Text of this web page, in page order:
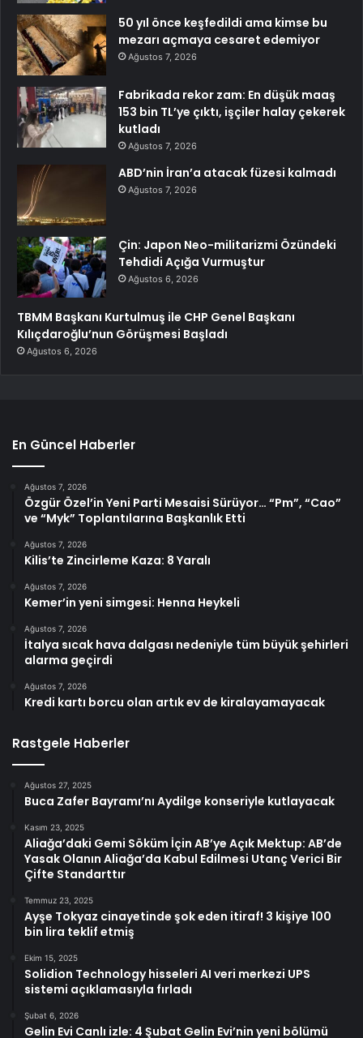
50 yıl önce keşfedildi ama kimse bu
mezarı açmaya cesaret edemiyor
Ağustos 7, 2026
Fabrikada rekor zam: En düşük maaş
153 bin TL’ye çıktı, işçiler halay çekerek
kutladı
Ağustos 7, 2026
ABD’nin İran’a atacak füzesi kalmadı
Ağustos 7, 2026
Çin: Japon Neo-militarizmi Özündeki
Tehdidi Açığa Vurmuştur
Ağustos 6, 2026
TBMM Başkanı Kurtulmuş ile CHP Genel Başkanı
Kılıçdaroğlu’nun Görüşmesi Başladı
Ağustos 6, 2026
En Güncel Haberler
Ağustos 7, 2026
Özgür Özel’in Yeni Parti Mesaisi Sürüyor… “Pm”, “Cao”
ve “Myk” Toplantılarına Başkanlık Etti
Ağustos 7, 2026
Kilis’te Zincirleme Kaza: 8 Yaralı
Ağustos 7, 2026
Kemer’in yeni simgesi: Henna Heykeli
Ağustos 7, 2026
İtalya sıcak hava dalgası nedeniyle tüm büyük şehirleri
alarma geçirdi
Ağustos 7, 2026
Kredi kartı borcu olan artık ev de kiralayamayacak
Rastgele Haberler
Ağustos 27, 2025
Buca Zafer Bayramı’nı Aydilge konseriyle kutlayacak
Kasım 23, 2025
Aliağa’daki Gemi Söküm İçin AB’ye Açık Mektup: AB’de
Yasak Olanın Aliağa’da Kabul Edilmesi Utanç Verici Bir
Çifte Standarttır
Temmuz 23, 2025
Ayşe Tokyaz cinayetinde şok eden itiraf! 3 kişiye 100
bin lira teklif etmiş
Ekim 15, 2025
Solidion Technology hisseleri AI veri merkezi UPS
sistemi açıklamasıyla fırladı
Şubat 6, 2026
Gelin Evi Canlı izle: 4 Şubat Gelin Evi’nin yeni bölümü